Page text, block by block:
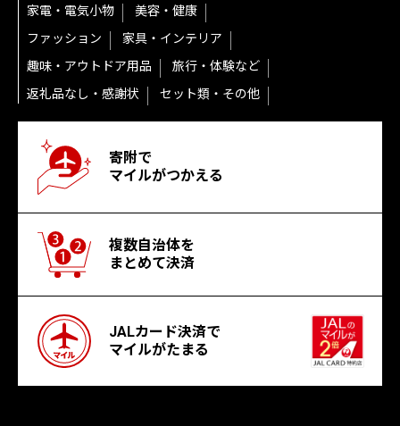
家電・電気小物
美容・健康
ファッション
家具・インテリア
趣味・アウトドア用品
旅行・体験など
返礼品なし・感謝状
セット類・その他
寄附で
マイルがつかえる
複数自治体を
まとめて決済
JALカード決済で
マイルがたまる